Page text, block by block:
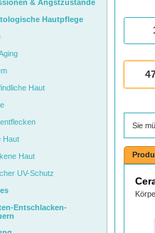
Sie
& Angstzustände
Hautpflege
Haut
Haut
Haut
UV-Schutz
Entschlacken-